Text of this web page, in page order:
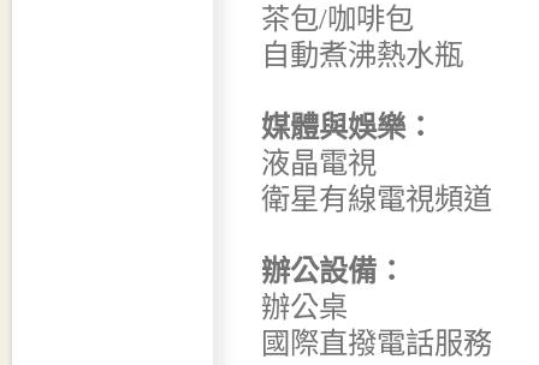
茶包/咖啡包
自動煮沸熱水瓶
媒體與娛樂：
液晶電視
衛星有線電視頻道
辦公設備：
辦公桌
國際直撥電話服務